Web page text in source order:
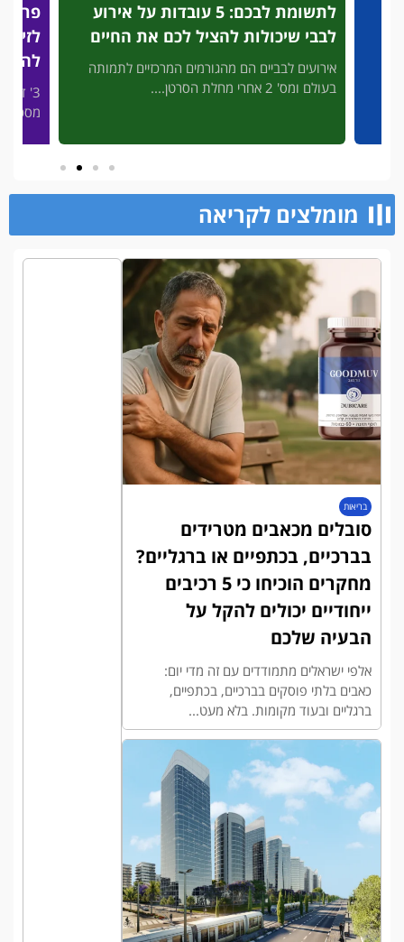
לתשומת לבכם: 5 עובדות על אירוע
לבבי שיכולות להציל לכם את החיים
אירועים לבביים הם מהגורמים המרכזיים לתמותה
בעולם ומס' 2 אחרי מחלת הסרטן....
3' דק
מסכן
מומלצים לקריאה​
בריאות
סובלים מכאבים מטרידים
בברכיים, בכתפיים או ברגליים?
מחקרים הוכיחו כי 5 רכיבים
ייחודיים יכולים להקל על
הבעיה שלכם
אלפי ישראלים מתמודדים עם זה מדי יום:
כאבים בלתי פוסקים בברכיים, בכתפיים,
ברגליים ובעוד מקומות. בלא מעט...